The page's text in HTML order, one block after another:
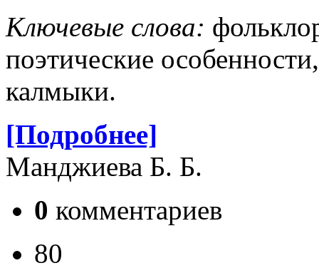
Ключевые слова:
поэтические
калмыки.
[Подробнее]
Манджиева Б. Б.
0 комментариев
80